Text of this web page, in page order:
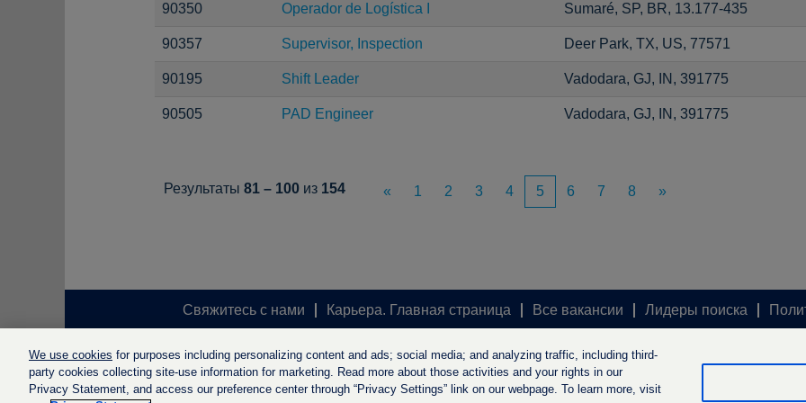
90350 Operador de Logística I Sumaré, SP, BR, 13.177-435
90357 Supervisor, Inspection Deer Park, TX, US, 77571
90195 Shift Leader Vadodara, GJ, IN, 391775
90505 PAD Engineer Vadodara, GJ, IN, 391775
Результаты 81 – 100 из 154 « 1 2 3 4 5 6 7 8 »
Свяжитесь с нами Карьера. Главная страница Все вакансии Лидеры поиска
We use cookies for purposes including personalizing content and ads; social media; and analyzing traffic, including third-
party cookies collecting site-use information for marketing. Read more about those activities and your rights in our
Privacy Statement, and access our preference center through “Privacy Settings” link on our webpage. To learn more, visit